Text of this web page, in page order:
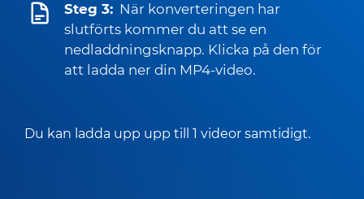
Steg 3: När konverteringen har
slutförts kommer du att se en
nedladdningsknapp. Klicka på den för
att ladda ner din MP4-video.
Du kan ladda upp upp till 1 videor samtidigt.